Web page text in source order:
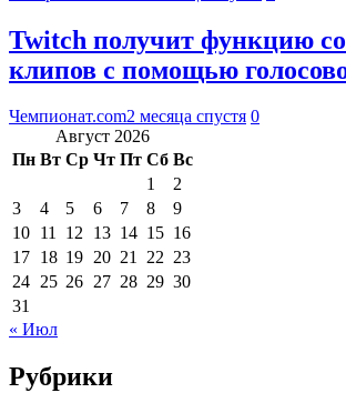
Twitch получит функцию
клипов с помощью
Чемпионат.com2 месяца спустя 0
Август 2026
Пн Вт Ср Чт Пт Сб Вс
1
2
3
4 5 6 7 8
9
10 11 12 13 14 15 16
17 18 19 20 21 22 23
24 25 26 27 28 29 30
31
« Июл
Рубрики